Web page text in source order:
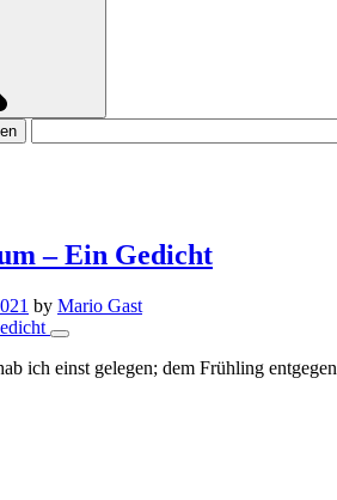
– Ein Gedicht
by Mario Gast
ich einst gelegen; dem Frühling